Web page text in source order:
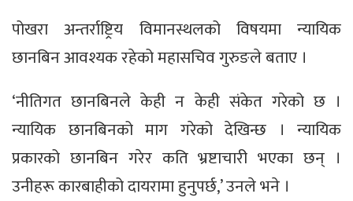
पोखरा अन्तर्राष्ट्रिय विमानस्थलको विषयमा न्यायिक
छानबिन आवश्यक रहेको महासचिव गुरुङले बताए ।
‘नीतिगत छानबिनले केही न केही संकेत गरेको छ ।
न्यायिक छानबिनको माग गरेको देखिन्छ । न्यायिक
प्रकारको छानबिन गरेर कति भ्रष्टाचारी भएका छन् ।
उनीहरू कारबाहीको दायरामा हुनुपर्छ,’ उनले भने ।